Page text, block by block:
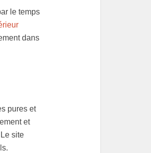
le temps
dans
pures et
et
site